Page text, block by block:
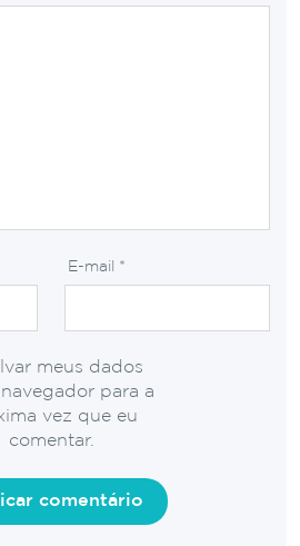
E-mail *
meus dados
para a
vez que eu
comentar.